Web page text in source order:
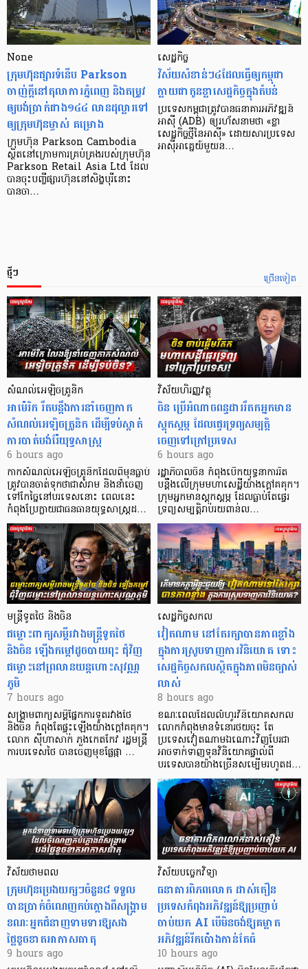
None
ក្រុមហ៊ុនផ្សារទំនើប Parkson
ចាញ់ក្ដីនៅតុលាការភ្នំពេញ និងតម្រូវ
ឲ្យបង់ប្រាក់ជាង១៤៤ លានដុល្លារទៅ
ឲ្យក្រុមហ៊ុនម្ចាស់ គម្រោង
ក្រុមហ៊ុន Parkson Cambodia
ស្ថិតនៅក្រោមការគ្រប់គ្រងរបស់ក្រុមហ៊ុន
Parkson Retail Asia Ltd ដែល
បានចុះបញ្ចីផ្សារហ៊ុននៅសិង្ហបុរីនោះ
បានចា…
សេដ្ឋកិច្ច​
វិស័យ​សំខាន់ៗ​៤​ដែល​ធ្វើ​ឲ្យ​កម្ពុជា​
ក្លាយ​ជា​កូន​ខ្លា​សេដ្ឋកិច្ច​ក្នុង​តំបន់
ប្រទេស​កម្ពុជា​ត្រូវ​បាន​ធនាគារ​អភិវឌ្ឍន៍​
អាស៊ី (ADB) ឲ្យ​រហ័ស​នាមថា «ខ្លា​
សេដ្ឋកិច្ច​ថ្មី​នៃ​អាស៊ី» ដោយសារ​ប្រទេស​
អាស៊ី​អាគ្នេយ៍​មួយ​ន…
ច្រើនទៀត
ថ្មីៗ
សំណល់អេឡិចត្រូនិក
អាម៉េរិក រឹតបន្តឹងការនាំចេញកាក
សំណល់អេឡិចត្រូនិក ដើម្បីទប់ស្កាត់
ការបាត់បង់រ៉ែយុទ្ធសាស្ត្រ
6 hours ago
កាក​សំណល់​អេឡិច​ត្រូនិកដែល​ពីមុនធ្លាប់​
ត្រូវបានចាត់ទុកថាជាសំរាម និងនាំចេញ
ទៅកែច្នៃនៅបរទេស​នោះ ពេលនេះ
កំពុងប្រែក្លាយជាធនធានយុទ្ធសាស្ត្រដ…
វិស័យហិរញ្ញវត្ថុ
ចិន ប្រើ​អំណាចពន្ធដាររឹតកអ្នកមាន
ស្ដុកស្ដម្ភ ដែលផ្ទេរទ្រព្យសម្បត្តិ
ចេញទៅក្រៅប្រទេស
6 hours ago
រដ្ឋាភិបាលចិន កំពុងបើកយុទ្ធនាការរឹត
បន្តឹងលើក្រុមមហាសេដ្ឋី​យ៉ាង​ក្ដៅគគុក។
​ក្រុមអ្នកមានស្ដុកស្ដម្ភ ដែល​ធ្លាប់​តែផ្ទេរ
ទ្រព្យសម្បត្តិរាប់រយពាន់ល…
មន្ត្រីទូតថៃ និងចិន
ជម្លោះពាក្យសម្តីរវាងមន្ត្រីទូតថៃ
និងចិន ឡើងកម្ដៅដូចបាយពុះ ជុំវិញ
ជម្លោះនៅព្រលានយន្តហោះសុវណ្ណ
ភូមិ
7 hours ago
សង្គ្រាមពាក្យសម្តីផ្នែកការទូតរវាងថៃ
និងចិន កំពុងតែផ្ទុះឡើងយ៉ាងក្តៅគគុក។
លោក ស៊ីហាសាក់ ភួងកេតកែវ រដ្ឋមន្ត្រី
ការបរទេសថៃ បានចេញមុខផ្លែផ្កា …
សេដ្ឋកិច្ចសកល
វៀតណាម នៅតែរក្សាបានភាពខ្លាំង
ក្នុងការស្រូបទាញការវិនិយោគ​ ទោះ
សេដ្ឋកិច្ចសកលស្ថិតក្នុងភាពមិនច្បាស់
លាស់
8 hours ago
ខណៈពេលដែលលំហូរវិនិយោគសកល
លោកកំពុងមានទំនោរថយចុះ តែ
ប្រទេសវៀតណាមឯណោះវិញបែរជា
អាចទាក់ទាញទុនវិនិយោគផ្ទាល់ពី
បរទេសបានយ៉ាងច្រើនសម្បើមរហូតដ…
វិស័យថាមពល
ក្រុមហ៊ុនប្រេងយក្សៗចំនួន៨ ទទួល
បានប្រាក់ចំណេញកប់ក្តោងពីសង្គ្រាម
ខណៈអ្នកជំនាញទាមទារឱ្យសង
ថ្លៃខូចខាតអាកាសធាតុ
9 hours ago
វិស័យបច្ចេកវិទ្យា
ធនាគារពិភពលោក ដាស់តឿន
ប្រទេសកំពុងអភិវឌ្ឍន៍ឱ្យប្រញាប់
ចាប់យក AI បើមិនចង់ឱ្យគម្លាត
អភិវឌ្ឍន៍រីកប៉ោងកាន់តែធំ
10 hours ago